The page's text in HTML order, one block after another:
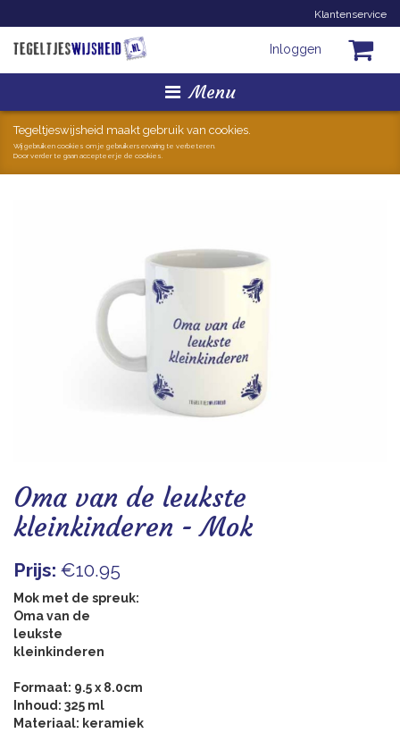
Klantenservice
Inloggen
Menu
Homepage
Tegeltjes
Hollandse Kunst
Geschenkjes
Zoeken
Blogs
Tegeltjeswijsheid maakt gebruik van cookies.
Wij gebruiken cookies om je gebruikerservaring te verbeteren.
Door verder te gaan accepteer je de cookies.
Oma van de leukste
kleinkinderen - Mok
Prijs: €10.95
Mok met de spreuk:
Oma van de
leukste
kleinkinderen
Formaat: 9.5 x 8.0cm
Inhoud: 325 ml
Materiaal: keramiek